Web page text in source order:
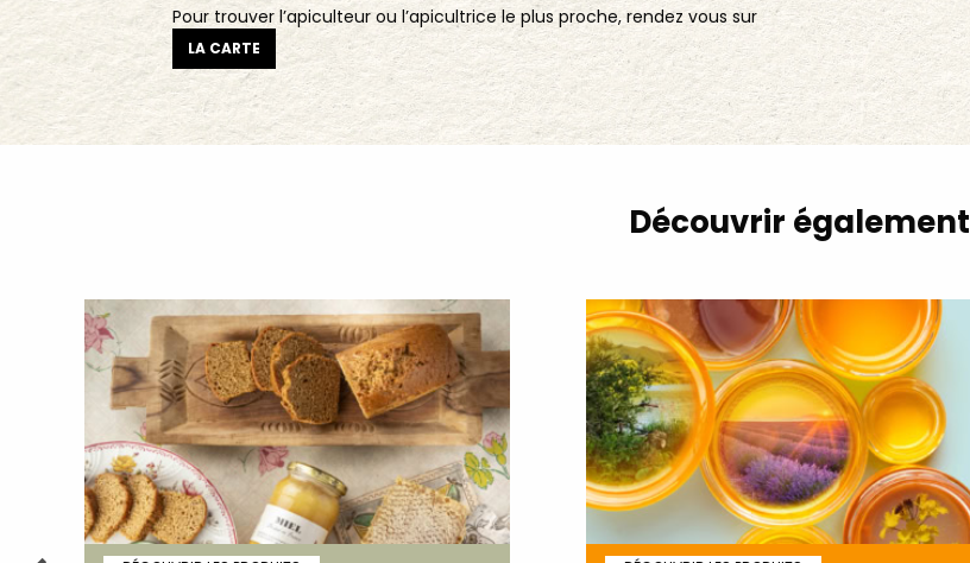
Pour trouver l’apiculteur ou l’apicultrice le plus proche, rendez vous sur
LA CARTE
Découvrir également